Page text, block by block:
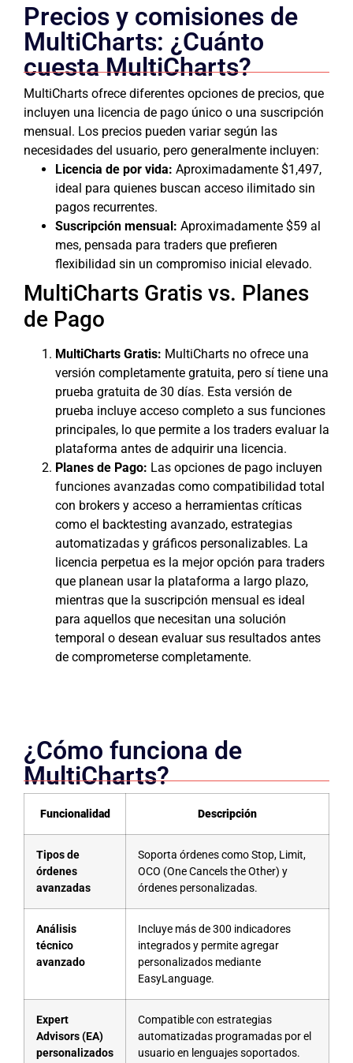
Precios y comisiones de
MultiCharts: ¿Cuánto
cuesta MultiCharts?
MultiCharts ofrece diferentes opciones de precios, que
incluyen una licencia de pago único o una suscripción
mensual. Los precios pueden variar según las
necesidades del usuario, pero generalmente incluyen:
Licencia de por vida: Aproximadamente $1,497,
ideal para quienes buscan acceso ilimitado sin
pagos recurrentes.
Suscripción mensual: Aproximadamente $59 al
mes, pensada para traders que prefieren
flexibilidad sin un compromiso inicial elevado.
MultiCharts Gratis vs. Planes
de Pago
MultiCharts Gratis: MultiCharts no ofrece una
versión completamente gratuita, pero sí tiene una
prueba gratuita de 30 días. Esta versión de
prueba incluye acceso completo a sus funciones
principales, lo que permite a los traders evaluar la
plataforma antes de adquirir una licencia.
Planes de Pago: Las opciones de pago incluyen
funciones avanzadas como compatibilidad total
con brokers y acceso a herramientas críticas
como el backtesting avanzado, estrategias
automatizadas y gráficos personalizables. La
licencia perpetua es la mejor opción para traders
que planean usar la plataforma a largo plazo,
mientras que la suscripción mensual es ideal
para aquellos que necesitan una solución
temporal o desean evaluar sus resultados antes
de comprometerse completamente.
¿Cómo funciona de
MultiCharts?
Funcionalidad Descripción
Tipos de
órdenes
avanzadas
Soporta órdenes como Stop, Limit,
OCO (One Cancels the Other) y
órdenes personalizadas.
Análisis
técnico
avanzado
Incluye más de 300 indicadores
integrados y permite agregar
personalizados mediante
EasyLanguage.
Expert
Advisors (EA)
personalizados
Compatible con estrategias
automatizadas programadas por el
usuario en lenguajes soportados.